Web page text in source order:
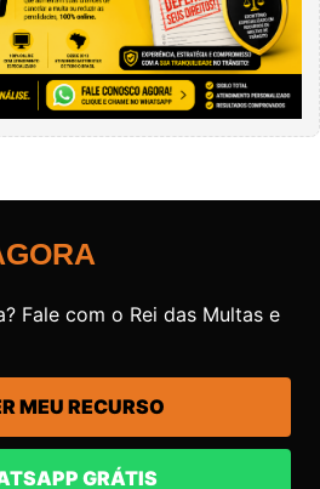
Fale com o Rei das Multas e
MEU RECURSO
GRÁTIS